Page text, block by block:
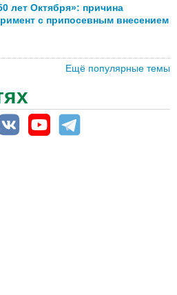
лет Октября»: причина
с припосевным внесением
Ещё популярные темы